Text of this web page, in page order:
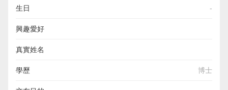
生日 -
興趣愛好
加 賴 966757 或 TG:k8414 台 灣 正 妹 舒 壓 按 摩 , 酒 店 娛
樂 , 全 套 上 門 服 務 都 可 找 欣 子 歡 迎 洽 詢
真實姓名
加 賴 966757 或 TG:k8414 台 灣 正 妹 舒 壓 按 摩 , 酒 店 娛
學歷 博士